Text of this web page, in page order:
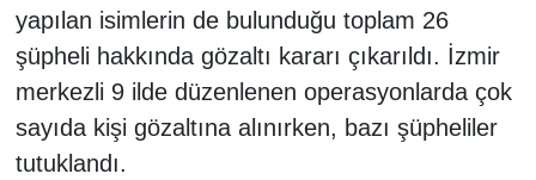
yapılan isimlerin de bulunduğu toplam 26
şüpheli hakkında gözaltı kararı çıkarıldı. İzmir
merkezli 9 ilde düzenlenen operasyonlarda çok
sayıda kişi gözaltına alınırken, bazı şüpheliler
tutuklandı.